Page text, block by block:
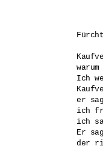
Ich
er
ich
ich
Er
der